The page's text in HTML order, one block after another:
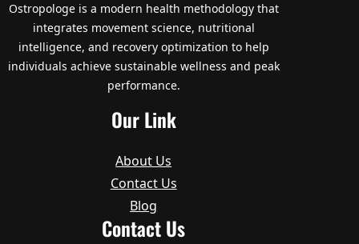
Ostropologe is a modern health methodology that
integrates movement science, nutritional
intelligence, and recovery optimization to help
individuals achieve sustainable wellness and peak
performance.
Our Link
About Us
Contact Us
Blog
Contact Us